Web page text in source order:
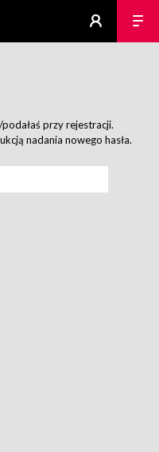
przy rejestracji.
nadania nowego hasła.